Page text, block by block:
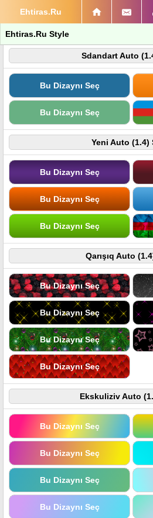
Ehtiras.Ru
Ehtiras.Ru Style
Sdandart Auto
Bu Dizaynı Seç
Bu Dizaynı Seç
Yeni Auto (1.4)
Bu Dizaynı Seç
Bu Dizaynı Seç
Bu Dizaynı Seç
Qarışıq Auto
Bu Dizaynı Seç
Bu Dizaynı Seç
Bu Dizaynı Seç
Bu Dizaynı Seç
Ekskuliziv Auto
Bu Dizaynı Seç
Bu Dizaynı Seç
Bu Dizaynı Seç
Bu Dizaynı Seç